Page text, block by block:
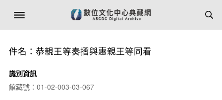
件名：恭親王等奏摺與惠親王等同看
識別資訊
館藏號：01-02-003-03-067